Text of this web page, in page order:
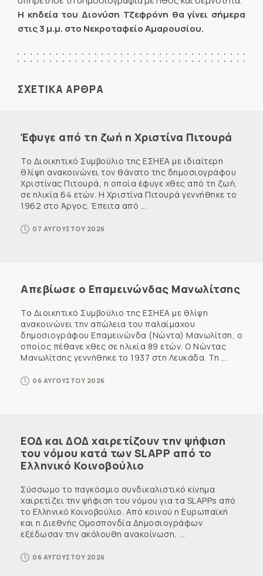
Η κηδεία του Διονύση Τζεφρόνη θα γίνει σήμερα
στις 3 μ.μ. στο Νεκροταφείο Αμαρουσίου.
ΣΧΕΤΙΚΑ ΑΡΘΡΑ
Έφυγε από τη ζωή η Χριστίνα Πιτουρά
Το Διοικητικό Συμβούλιο της ΕΣΗΕΑ με ιδιαίτερη
θλίψη ανακοινώνει τον θάνατο της δημοσιογράφου
Χριστίνας Πιτουρά, η οποία έφυγε χθες από τη ζωή,
σε ηλικία 64 ετών. Η Χριστίνα Πιτουρά γεννήθηκε το
1962 στο Άργος. Έπειτα από ...
07 ΑΥΓΟΥΣΤΟΥ 2026
Απεβίωσε ο Επαμεινώνδας Μανωλίτσης
Το Διοικητικό Συμβούλιο της ΕΣΗΕΑ με θλίψη
ανακοινώνει την απώλεια του παλαίμαχου
δημοσιογράφου Επαμεινώνδα (Νώντα) Μανωλίτση, ο
οποίος πέθανε χθες σε ηλικία 89 ετών. Ο Νώντας
Μανωλίτσης γεννήθηκε το 1937 στη Λευκάδα. Τη ...
06 ΑΥΓΟΥΣΤΟΥ 2026
ΕΟΔ και ΔΟΔ χαιρετίζουν την ψήφιση
του νόμου κατά των SLAPP από το
Ελληνικό Κοινοβούλιο
Σύσσωμο το παγκόσμιο συνδικαλιστικό κίνημα
χαιρετίζει την ψήφιση του νόμου για τα SLAPPs από
το Ελληνικό Κοινοβούλιο. Από κοινού η Ευρωπαϊκή
και η Διεθνής Ομοσπονδία Δημοσιογράφων
εξέδωσαν την ακόλουθη ανακοίνωση, ...
06 ΑΥΓΟΥΣΤΟΥ 2026